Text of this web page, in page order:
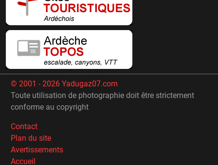
© 2001 - 2026 Yadugaz07.com
Toute utilisation de photographie doit être strictement
conforme au copyright
Contact
Plan du site
Avertissements
Accueil